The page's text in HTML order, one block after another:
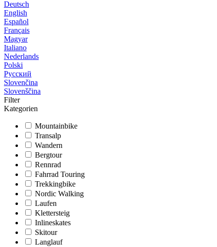
Deutsch
English
Español
Français
Magyar
Italiano
Nederlands
Polski
Русский
Slovenčina
Slovenščina
Filter
Kategorien
Mountainbike
Transalp
Wandern
Bergtour
Rennrad
Fahrrad Touring
Trekkingbike
Nordic Walking
Laufen
Klettersteig
Inlineskates
Skitour
Langlauf